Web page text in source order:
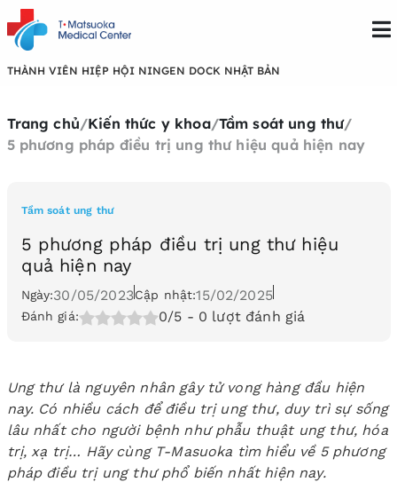
THÀNH VIÊN HIỆP HỘI NINGEN DOCK NHẬT BẢN
Trang chủ/Kiến thức y khoa/Tầm soát ung thư/
5 phương pháp điều trị ung thư hiệu quả hiện nay
Tầm soát ung thư
5 phương pháp điều trị ung thư hiệu
quả hiện nay
Ngày:30/05/2023Cập nhật:15/02/2025
Đánh giá: 0/5 - 0 lượt đánh giá
Ung thư là nguyên nhân gây tử vong hàng đầu hiện
nay. Có nhiều cách để điều trị ung thư, duy trì sự sống
lâu nhất cho người bệnh như phẫu thuật ung thư, hóa
trị, xạ trị… Hãy cùng T-Masuoka tìm hiểu về 5 phương
pháp điều trị ung thư phổ biến nhất hiện nay.